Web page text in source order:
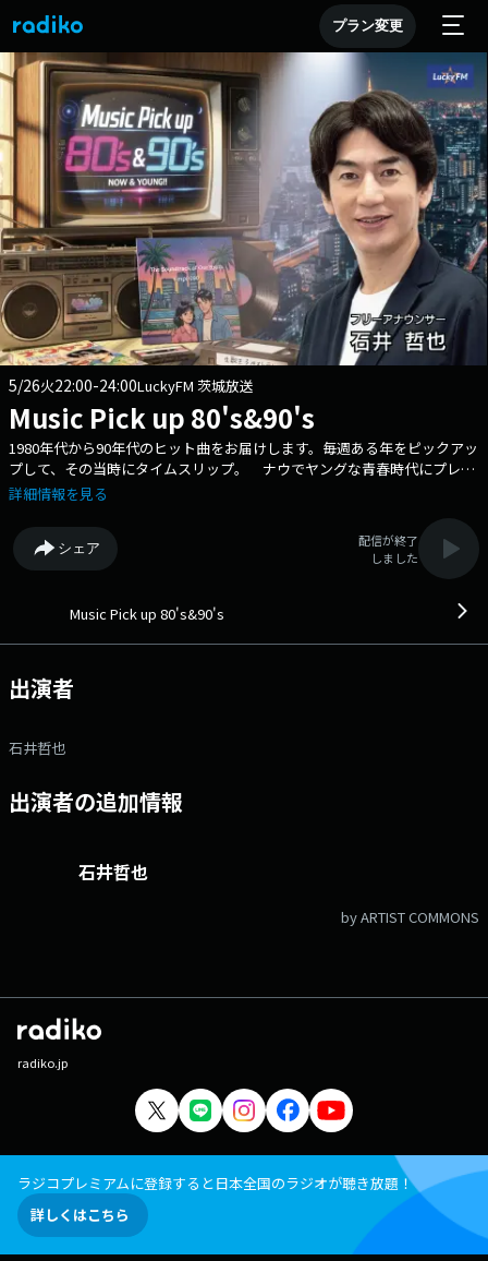
プラン変更
5/26火22:00-24:00LuckyFM 茨城放送
Music Pick up 80's&90's
1980年代から90年代のヒット曲をお届けします。毎週ある年をピックアッ
プして、その当時にタイムスリップ。 ナウでヤングな青春時代にプレイ
バックします。 曲はできるだけフルコーラスで流します。 パーソナリ
して、その当時にタイムスリップしているかのような選曲とトークでお楽
しみいただきます。 毎回、どんなセットリストになるのか注目です。
夜11時台前半は特集をお送ります。ピックアップした年に流行ったアーテ
ちょっぴり似ているモノマネもお楽しみに！ メッセージは下記までど
詳細情報を見る
シェア
配信が終了
しました
Music Pick up 80's&90's
出演者
石井哲也
出演者の追加情報
石井哲也
by ARTIST COMMONS
radiko.jp
ラジコプレミアムに登録すると日本全国のラジオが聴き放題！
詳しくはこちら